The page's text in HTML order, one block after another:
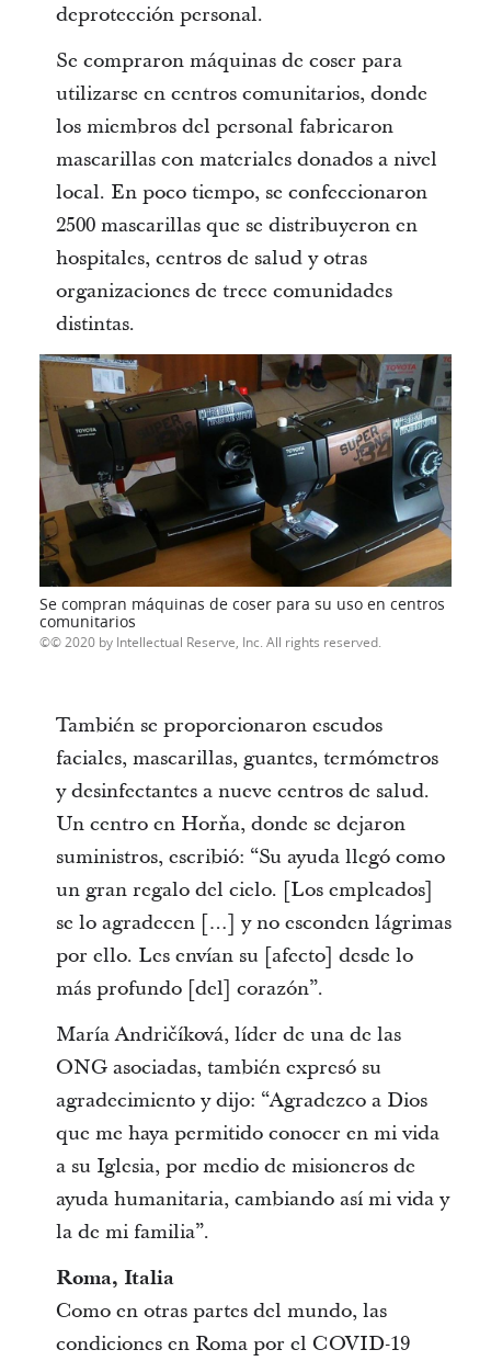
deprotección personal.
Se compraron máquinas de coser para
utilizarse en centros comunitarios, donde
los miembros del personal fabricaron
mascarillas con materiales donados a nivel
local. En poco tiempo, se confeccionaron
2500 mascarillas que se distribuyeron en
hospitales, centros de salud y otras
organizaciones de trece comunidades
distintas.
Se compran máquinas de coser para su uso en centros
comunitarios
© 2020 by Intellectual Reserve, Inc. All rights reserved.
También se proporcionaron escudos
faciales, mascarillas, guantes, termómetros
y desinfectantes a nueve centros de salud.
Un centro en Horňa, donde se dejaron
suministros, escribió: “Su ayuda llegó como
un gran regalo del cielo. [Los empleados]
se lo agradecen […] y no esconden lágrimas
por ello. Les envían su [afecto] desde lo
más profundo [del] corazón”.
María Andričíková, líder de una de las
ONG asociadas, también expresó su
agradecimiento y dijo: “Agradezco a Dios
que me haya permitido conocer en mi vida
a su Iglesia, por medio de misioneros de
ayuda humanitaria, cambiando así mi vida y
la de mi familia”.
Roma, Italia
Como en otras partes del mundo, las
condiciones en Roma por el COVID-19